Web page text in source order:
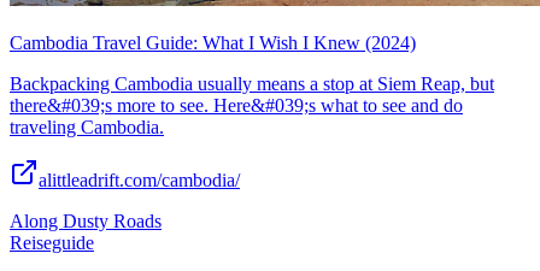
Cambodia Travel Guide: What I Wish I Knew (2024)
Backpacking Cambodia usually means a stop at Siem Reap, but
there&#039;s more to see. Here&#039;s what to see and do
traveling Cambodia.
alittleadrift.com/cambodia/
Along Dusty Roads
Reiseguide